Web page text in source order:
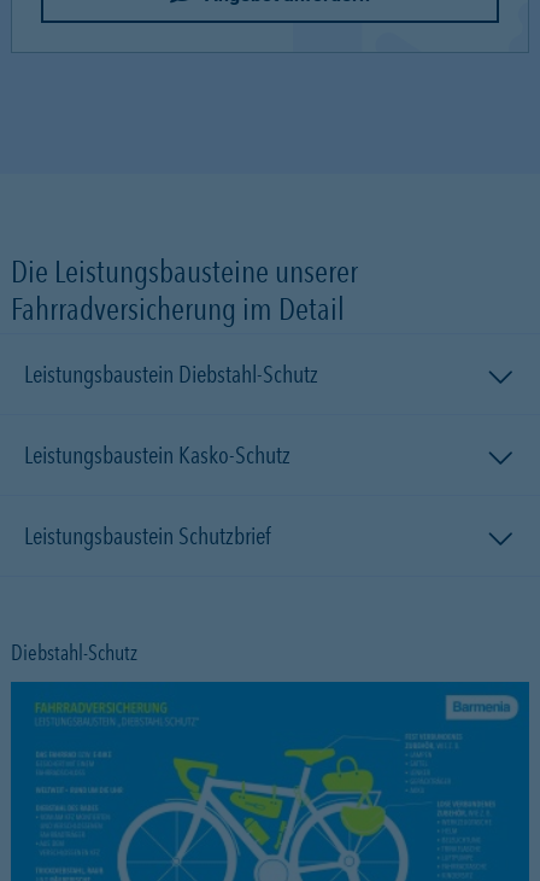
Die Leistungsbausteine unserer
Fahrradversicherung im Detail
Leistungsbaustein Diebstahl-Schutz
Leistungsbaustein Kasko-Schutz
Leistungsbaustein Schutzbrief
Diebstahl-Schutz